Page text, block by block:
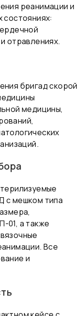
реанимации и
состояниях:
отравлениях.
бригад скорой
медицины,
с мешком типа
01, а также
Все
и